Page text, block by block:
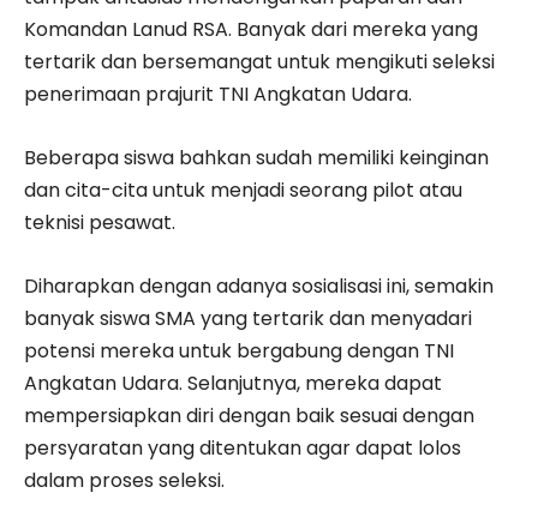
Komandan Lanud RSA. Banyak dari mereka yang
tertarik dan bersemangat untuk mengikuti seleksi
penerimaan prajurit TNI Angkatan Udara.
Beberapa siswa bahkan sudah memiliki keinginan
dan cita-cita untuk menjadi seorang pilot atau
teknisi pesawat.
Diharapkan dengan adanya sosialisasi ini, semakin
banyak siswa SMA yang tertarik dan menyadari
potensi mereka untuk bergabung dengan TNI
Angkatan Udara. Selanjutnya, mereka dapat
mempersiapkan diri dengan baik sesuai dengan
persyaratan yang ditentukan agar dapat lolos
dalam proses seleksi.